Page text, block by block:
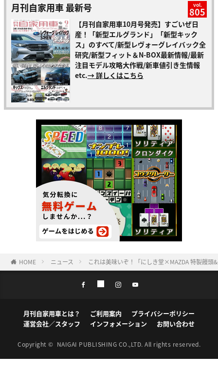
月刊自家用車 最新号 vol.
805
【月刊自家用車10月号発売】すごいぜ日
産！「新型エルグランド」「新型キック
ス」のすべて/新型レヴォーグレイバック全
研究/新型フィット＆N-BOX最新情報/最新
注目モデル攻略大作戦/新車値引き生情報
etc.→ 詳しくはこちら
HOME ニュース これは美味いぞ！「にしき堂×MAZDA 特製饅頭
月刊自家用車とは？ ご利用案内
プライバシーポリシー
運営会社／スタッフ
インフォメーション お問い合わせ
Copyright © NAIGAI PUBLISHING CO.,LTD. All rights reserved.